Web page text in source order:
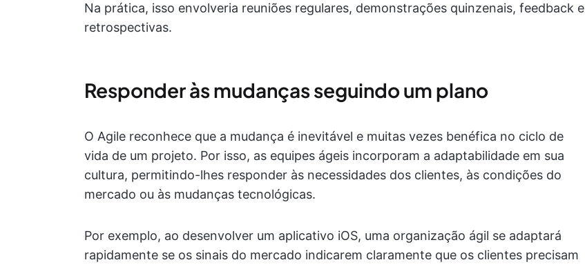
Na prática, isso envolveria reuniões regulares, demonstrações quinzenais, feedback e
retrospectivas.
Responder às mudanças seguindo um plano
O Agile reconhece que a mudança é inevitável e muitas vezes benéfica no ciclo de
vida de um projeto. Por isso, as equipes ágeis incorporam a adaptabilidade em sua
cultura, permitindo-lhes responder às necessidades dos clientes, às condições do
mercado ou às mudanças tecnológicas.
Por exemplo, ao desenvolver um aplicativo iOS, uma organização ágil se adaptará
rapidamente se os sinais do mercado indicarem claramente que os clientes precisam